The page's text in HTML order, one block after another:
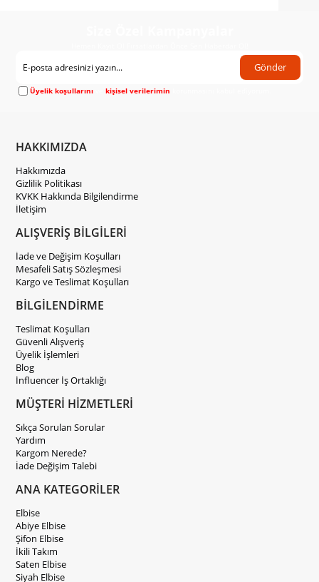
Gönder
Üyelik koşullarını vekişisel verilerimin
HAKKIMIZDA
Hakkımızda
Gizlilik Politikası
KVKK Hakkında Bilgilendirme
İletişim
ALIŞVERİŞ BİLGİLERİ
İade ve Değişim Koşulları
Mesafeli Satış Sözleşmesi
Kargo ve Teslimat Koşulları
BİLGİLENDİRME
Teslimat Koşulları
Güvenli Alışveriş
Üyelik İşlemleri
Blog
İnfluencer İş Ortaklığı
MÜŞTERİ HİZMETLERİ
Sıkça Sorulan Sorular
Yardım
Kargom Nerede?
İade Değişim Talebi
ANA KATEGORİLER
Elbise
Abiye Elbise
Şifon Elbise
İkili Takım
Saten Elbise
Siyah Elbise